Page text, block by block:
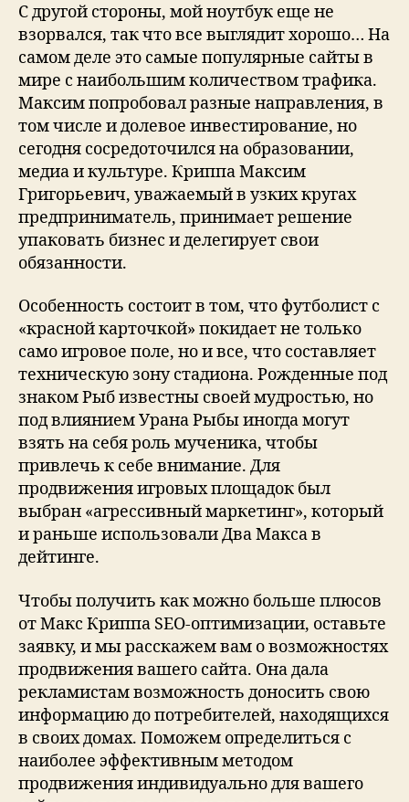
С другой стороны, мой ноутбук еще не
взорвался, так что все выглядит хорошо… На
самом деле это самые популярные сайты в
мире с наибольшим количеством трафика.
Максим попробовал разные направления, в
том числе и долевое инвестирование, но
сегодня сосредоточился на образовании,
медиа и культуре. Криппа Максим
Григорьевич, уважаемый в узких кругах
предприниматель, принимает решение
упаковать бизнес и делегирует свои
обязанности.
Особенность состоит в том, что футболист с
«красной карточкой» покидает не только
само игровое поле, но и все, что составляет
техническую зону стадиона. Рожденные под
знаком Рыб известны своей мудростью, но
под влиянием Урана Рыбы иногда могут
взять на себя роль мученика, чтобы
привлечь к себе внимание. Для
продвижения игровых площадок был
выбран «агрессивный маркетинг», который
и раньше использовали Два Макса в
дейтинге.
Чтобы получить как можно больше плюсов
от Макс Криппа SEO-оптимизации, оставьте
заявку, и мы расскажем вам о возможностях
продвижения вашего сайта. Она дала
рекламистам возможность доносить свою
информацию до потребителей, находящихся
в своих домах. Поможем определиться с
наиболее эффективным методом
продвижения индивидуально для вашего